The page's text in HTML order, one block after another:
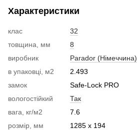
Характеристики
клас
32
товщина, мм
8
виробник
Parador (Німеччина)
в упаковці, м2
2.493
замок
Safe-Lock PRO
вологостійкий
Так
вага, кг/м2
7.6
розмір, мм
1285 x 194